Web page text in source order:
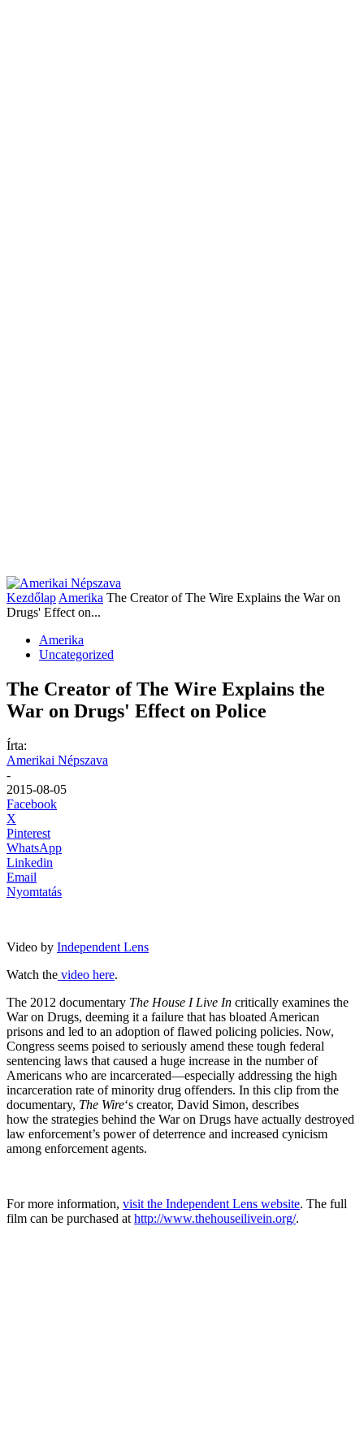
Kezdőlap Amerika The Creator of The Wire Explains the War on
Drugs' Effect on...
Amerika
Uncategorized
The Creator of The Wire Explains the
War on Drugs' Effect on Police
Írta:
Amerikai Népszava
-
2015-08-05
Facebook
X
Pinterest
WhatsApp
Linkedin
Email
Nyomtatás
Video by Independent Lens
Watch the video here.
The 2012 documentary The House I Live In critically examines the
War on Drugs, deeming it a failure that has bloated American
prisons and led to an adoption of flawed policing policies. Now,
Congress seems poised to seriously amend these tough federal
sentencing laws that caused a huge increase in the number of
Americans who are incarcerated—especially addressing the high
incarceration rate of minority drug offenders. In this clip from the
documentary, The Wire‘s creator, David Simon, describes
how the strategies behind the War on Drugs have actually destroyed
law enforcement’s power of deterrence and increased cynicism
among enforcement agents.
For more information, visit the Independent Lens website. The full
film can be purchased at http://www.thehouseilivein.org/.